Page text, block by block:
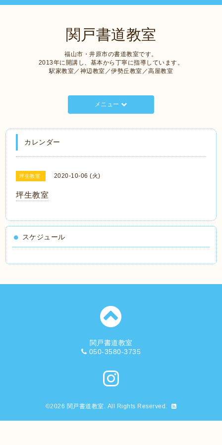
関戸書道教室
福山市・井原市の書道教室です。
2013年に開講し、基本から丁寧に指導しています。
駅家教室／神辺教室／伊勢丘教室／高屋教室
メニュー
カレンダー
坪生教室 2020-10-06 (火)
坪生教室
スケジュール
関戸書道教室
050-3580-3735
©2026 関戸書道教室. All Rights Reserved.